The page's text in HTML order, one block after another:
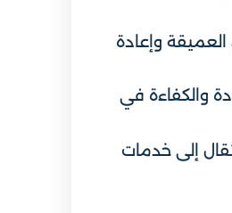
وإعادة
والكفاءة في
إلى خدمات